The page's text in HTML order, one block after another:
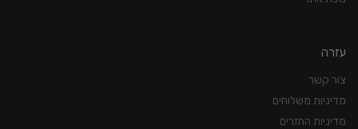
עזרה
צור קשר
מדיניות משלוחים
מדיניות החזרים